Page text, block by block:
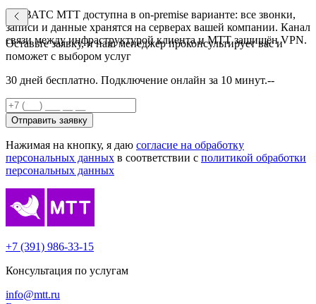
Да. ВАТС МТТ доступна в on-premise варианте: все звонки,
записи и данные хранятся на серверах вашей компании. Канал
связи между инфраструктурой клиента и МТТ защищён VPN.
Оставьте заявку, и наш менеджер проконсультирует вас и
поможет с выбором услуг
30 дней бесплатно. Подключение онлайн за 10 минут.--
Отправить заявку
Нажимая на кнопку, я даю согласие на обработку
персональных данных в соответствии с политикой обработки
персональных данных
+7 (391) 986-33-15
Консультация по услугам
info@mtt.ru